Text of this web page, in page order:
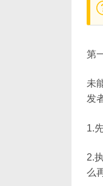
第
未
发
1.
2.
么